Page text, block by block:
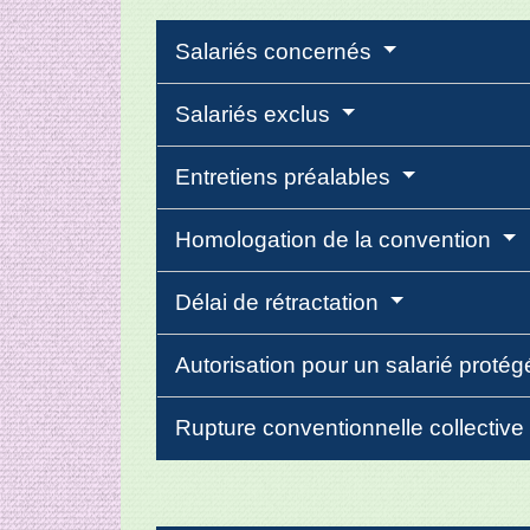
Salariés concernés
Salariés exclus
Entretiens préalables
Homologation de la convention
Délai de rétractation
Autorisation pour un salarié
Rupture conventionnelle collective